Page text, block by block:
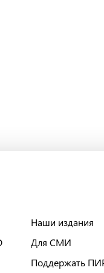
Наши издания
Для СМИ
Поддержать